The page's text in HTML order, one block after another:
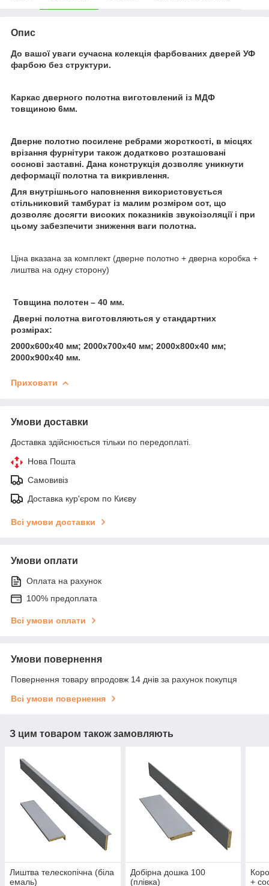
Опис
До вашої уваги сучасна колекція фарбованих дверей УФ
фарбою без структури.
Каркас дверного полотна виготовлений із МДФ
товщиною 6мм.
Дверне полотно посилене ребрами жорсткості, в місцях
врізання фурнітури також додатково розташовані
соснові заставні. Дана конструкція дозволяє уникнути
деформації полотна та викривлення.
Для внутрішнього наповнення використовується
стільниковий тамбурат із малим розміром сот, що
дозволяє досягти високих показників звукоізоляції і при
цьому забезпечити зниження ваги полотна.
Ціна вказана за комплект (дверне полотно + дверна коробка +
лиштва на одну сторону)
Товщина полотен – 40 мм.
Дверні полотна виготовляються у стандартних
розмірах:
2000х600х40 мм; 2000х700х40 мм; 2000х800х40 мм;
2000х900х40 мм.
Приховати
Умови доставки
Доставка здійснюється тільки по передоплаті.
Нова Пошта
Самовивіз
Доставка кур'єром по Києву
Всі умови доставки
Умови оплати
Оплата на рахунок
100% предоплата
Всі умови оплати
Умови повернення
Повернення товару впродовж 14 днів за рахунок покупця
Всі умови повернення
З цим товаром також замовляють
Лиштва телескопічна (біла
емаль)
Добірна дошка 100
(плівка)
+